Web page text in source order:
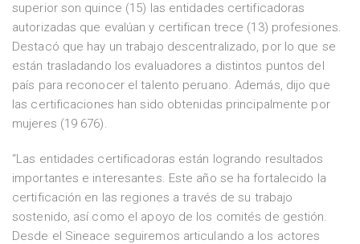
superior son quince (15) las entidades certificadoras
autorizadas que evalúan y certifican trece (13) profesiones.
Destacó que hay un trabajo descentralizado, por lo que se
están trasladando los evaluadores a distintos puntos del
país para reconocer el talento peruano. Además, dijo que
las certificaciones han sido obtenidas principalmente por
mujeres (19 676).
“Las entidades certificadoras están logrando resultados
importantes e interesantes. Este año se ha fortalecido la
certificación en las regiones a través de su trabajo
sostenido, así como el apoyo de los comités de gestión.
Desde el Sineace seguiremos articulando a los actores